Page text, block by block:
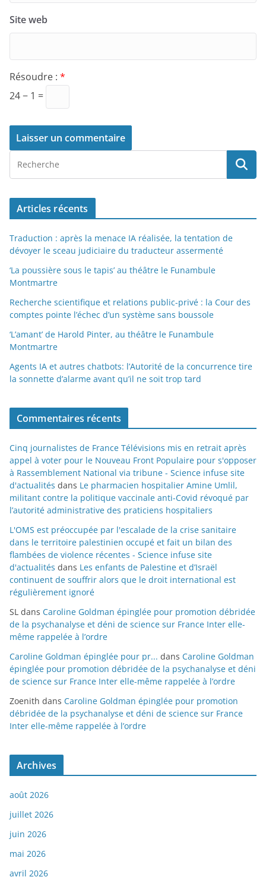
Site web
Résoudre : *
24 − 1 =
Articles récents
Traduction : après la menace IA réalisée, la tentation de
dévoyer le sceau judiciaire du traducteur assermenté
‘La poussière sous le tapis’ au théâtre le Funambule
Montmartre
Recherche scientifique et relations public-privé : la Cour des
comptes pointe l’échec d’un système sans boussole
‘L’amant’ de Harold Pinter, au théâtre le Funambule
Montmartre
Agents IA et autres chatbots: l’Autorité de la concurrence tire
la sonnette d’alarme avant qu’il ne soit trop tard
Commentaires récents
Cinq journalistes de France Télévisions mis en retrait après
appel à voter pour le Nouveau Front Populaire pour s'opposer
à Rassemblement National via tribune - Science infuse site
d'actualités dans Le pharmacien hospitalier Amine Umlil,
militant contre la politique vaccinale anti-Covid révoqué par
l’autorité administrative des praticiens hospitaliers
L'OMS est préoccupée par l'escalade de la crise sanitaire
dans le territoire palestinien occupé et fait un bilan des
flambées de violence récentes - Science infuse site
d'actualités dans Les enfants de Palestine et d’Israël
continuent de souffrir alors que le droit international est
régulièrement ignoré
SL dans Caroline Goldman épinglée pour promotion débridée
de la psychanalyse et déni de science sur France Inter elle-
même rappelée à l’ordre
Caroline Goldman épinglée pour pr... dans Caroline Goldman
épinglée pour promotion débridée de la psychanalyse et déni
de science sur France Inter elle-même rappelée à l’ordre
Zoenith dans Caroline Goldman épinglée pour promotion
débridée de la psychanalyse et déni de science sur France
Inter elle-même rappelée à l’ordre
Archives
août 2026
juillet 2026
juin 2026
mai 2026
avril 2026